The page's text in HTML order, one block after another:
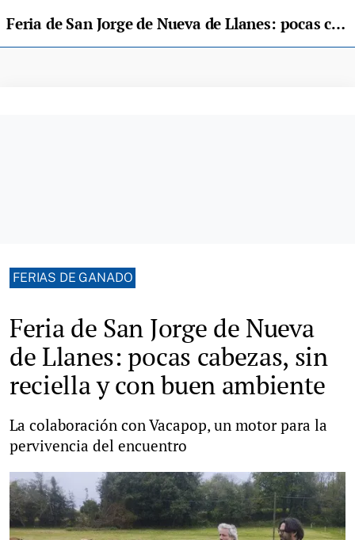
Feria de San Jorge de Nueva de Llanes: pocas cabezas, sin reciella y con buen ambiente
FERIAS DE GANADO
Feria de San Jorge de Nueva
de Llanes: pocas cabezas, sin
reciella y con buen ambiente
La colaboración con Vacapop, un motor para la
pervivencia del encuentro